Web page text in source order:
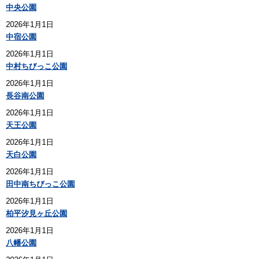
中央公園
2026年1月1日
中宿公園
2026年1月1日
中村ちびっこ公園
2026年1月1日
長谷南公園
2026年1月1日
天王公園
2026年1月1日
天白公園
2026年1月1日
田中南ちびっこ公園
2026年1月1日
柏平汐見ヶ丘公園
2026年1月1日
八幡公園